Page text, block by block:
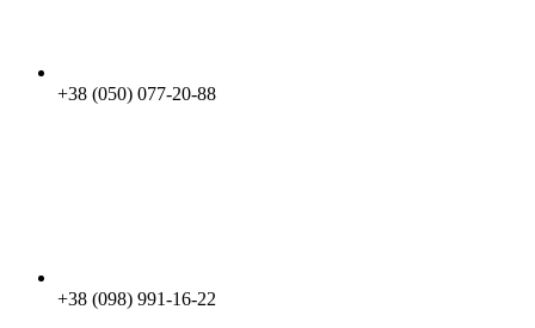
+38 (050) 077-20-88
+38 (098) 991-16-22